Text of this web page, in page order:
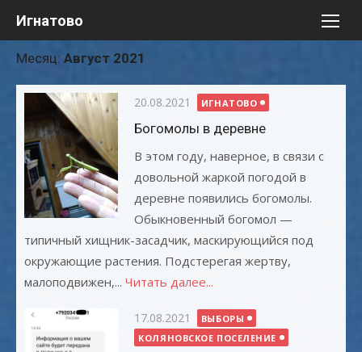
содержимому
Игнатово
Месяц: Август 2021
Опубликовано
20.08.2021 ИГНАТОВО
Богомолы в деревне
В этом году, наверное, в связи с
довольной жаркой погодой в
деревне появились богомолы.
Обыкновенный богомол —
типичный хищник-засадчик, маскирующийся под
окружающие растения. Подстерегая жертву,
малоподвижен,... Читать далее...
Опубликовано
17.08.2021
ВЫБОРЫ
КОЛЯНОВСКОЕ ПОСЕЛЕНИЕ